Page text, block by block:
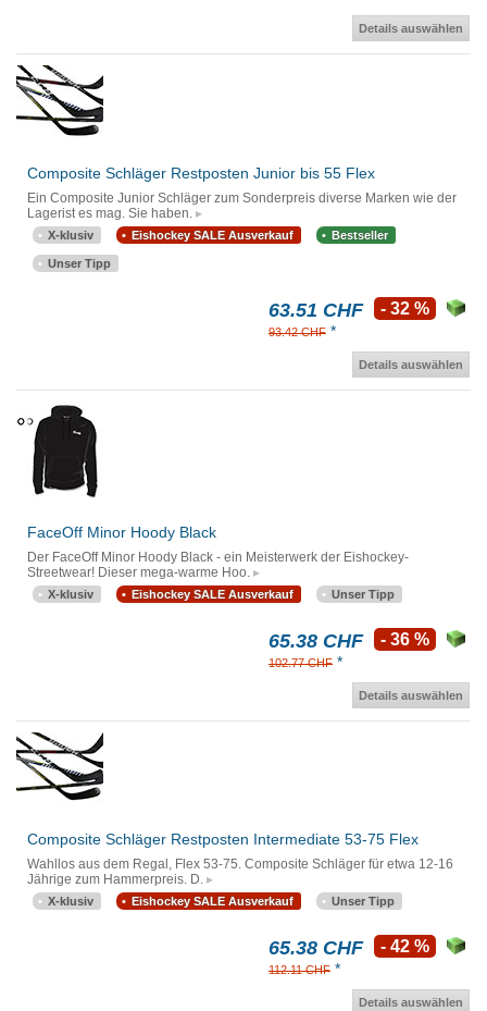
Details auswählen
Composite Schläger Restposten Junior bis 55 Flex
Ein Composite Junior Schläger zum Sonderpreis diverse Marken wie der
Lagerist es mag. Sie haben.
X-klusiv Eishockey SALE Ausverkauf Bestseller
Unser Tipp
63.51 CHF
93.42 CHF *
- 32 %
Details auswählen
FaceOff Minor Hoody Black
Der FaceOff Minor Hoody Black - ein Meisterwerk der Eishockey-
Streetwear! Dieser mega-warme Hoo.
X-klusiv Eishockey SALE Ausverkauf Unser Tipp
65.38 CHF
102.77 CHF *
- 36 %
Details auswählen
Composite Schläger Restposten Intermediate 53-75 Flex
Wahllos aus dem Regal, Flex 53-75. Composite Schläger für etwa 12-16
Jährige zum Hammerpreis. D.
X-klusiv Eishockey SALE Ausverkauf Unser Tipp
65.38 CHF
112.11 CHF *
- 42 %
Details auswählen